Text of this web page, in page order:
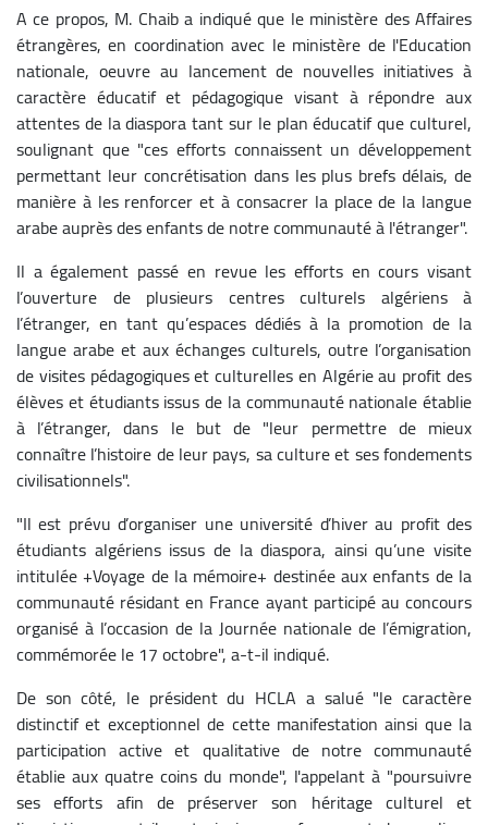
A ce propos, M. Chaib a indiqué que le ministère des Affaires
étrangères, en coordination avec le ministère de l'Education
nationale, oeuvre au lancement de nouvelles initiatives à
caractère éducatif et pédagogique visant à répondre aux
attentes de la diaspora tant sur le plan éducatif que culturel,
soulignant que "ces efforts connaissent un développement
permettant leur concrétisation dans les plus brefs délais, de
manière à les renforcer et à consacrer la place de la langue
arabe auprès des enfants de notre communauté à l'étranger".
Il a également passé en revue les efforts en cours visant
l’ouverture de plusieurs centres culturels algériens à
l’étranger, en tant qu’espaces dédiés à la promotion de la
langue arabe et aux échanges culturels, outre l’organisation
de visites pédagogiques et culturelles en Algérie au profit des
élèves et étudiants issus de la communauté nationale établie
à l’étranger, dans le but de "leur permettre de mieux
connaître l’histoire de leur pays, sa culture et ses fondements
civilisationnels".
"Il est prévu d’organiser une université d’hiver au profit des
étudiants algériens issus de la diaspora, ainsi qu’une visite
intitulée +Voyage de la mémoire+ destinée aux enfants de la
communauté résidant en France ayant participé au concours
organisé à l’occasion de la Journée nationale de l’émigration,
commémorée le 17 octobre", a-t-il indiqué.
De son côté, le président du HCLA a salué "le caractère
distinctif et exceptionnel de cette manifestation ainsi que la
participation active et qualitative de notre communauté
établie aux quatre coins du monde", l'appelant à "poursuivre
ses efforts afin de préserver son héritage culturel et